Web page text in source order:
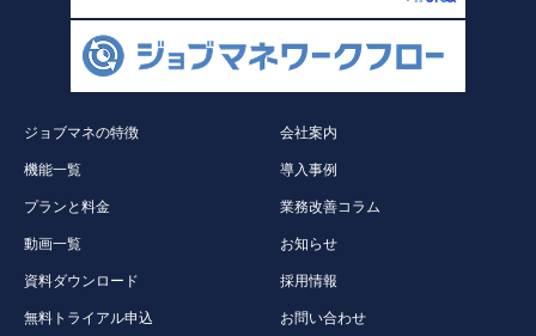
ジョブマネの特徴
機能一覧
プランと料金
動画一覧
資料ダウンロード
無料トライアル申込
会社案内
導入事例
業務改善コラム
お知らせ
採用情報
お問い合わせ